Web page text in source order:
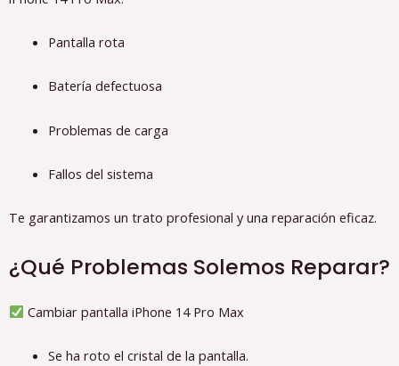
Pantalla rota
Batería defectuosa
Problemas de carga
Fallos del sistema
Te garantizamos un trato profesional y una reparación eficaz.
¿Qué Problemas Solemos Reparar?
Cambiar pantalla iPhone 14 Pro Max
Se ha roto el cristal de la pantalla.